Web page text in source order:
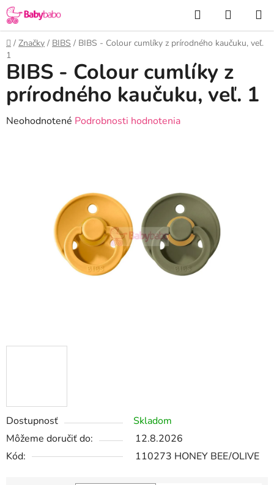
Prejsť
na
obsah
Hľadať
KOŠÍK
Domov
/ Značky / BIBS / BIBS - Colour cumlíky z prírodného kaučuku, veľ.
1
Dostupnosť
Skladom
Môžeme doručiť do:
12.8.2026
Kód:
110273 HONEY BEE/OLIVE
BIBS - Colour cumlíky z
prírodného kaučuku, veľ. 1
Priemerné
hviezdičiek.
Neohodnotené Podrobnosti hodnotenia